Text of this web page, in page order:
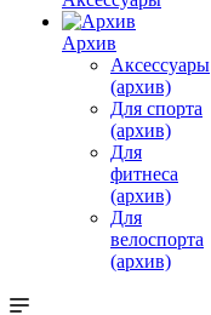
Архив
Аксессуары
(архив)
Для спорта
(архив)
Для
фитнеса
(архив)
Для
велоспорта
(архив)